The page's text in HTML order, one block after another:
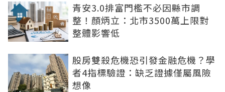
青安3.0排富門檻不必因縣市調
整！顏炳立：北市3500萬上限對
整體影響低
股房雙殺危機恐引發金融危機？學
者4指標驗證：缺乏證據僅屬風險
想像